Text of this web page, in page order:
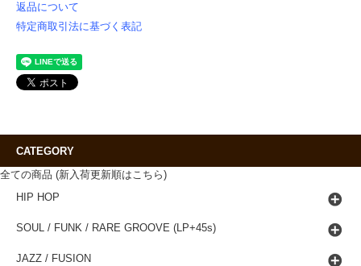
返品について
特定商取引法に基づく表記
CATEGORY
全ての商品 (新入荷更新順はこちら)
HIP HOP
SOUL / FUNK / RARE GROOVE (LP+45s)
JAZZ / FUSION